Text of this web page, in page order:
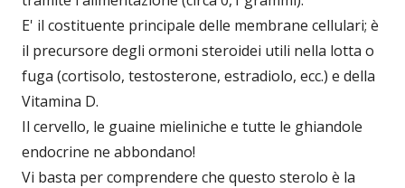
E' il costituente principale delle membrane cellulari; è
il precursore degli ormoni steroidei utili nella lotta o
fuga (cortisolo, testosterone, estradiolo, ecc.) e della
Vitamina D.
Il cervello, le guaine mieliniche e tutte le ghiandole
endocrine ne abbondano!
Vi basta per comprendere che questo sterolo è la